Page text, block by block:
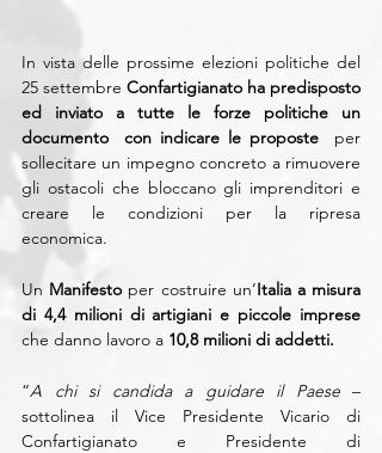
In vista delle prossime elezioni politiche del
25 settembre Confartigianato ha predisposto
ed inviato a tutte le forze politiche un
documento  con indicare le proposte
per
sollecitare un impegno concreto a rimuovere
gli ostacoli che bloccano gli imprenditori e
creare le condizioni per la ripresa
economica.
Un Manifesto per costruire un’Italia a misura
di 4,4 milioni di artigiani e piccole imprese
che danno lavoro a 10,8 milioni di addetti.
“A chi si candida a guidare il Paese –
sottolinea il Vice Presidente Vicario di
Confartigianato e Presidente di